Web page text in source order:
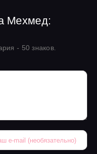
Мехмед:
- 50 знаков.